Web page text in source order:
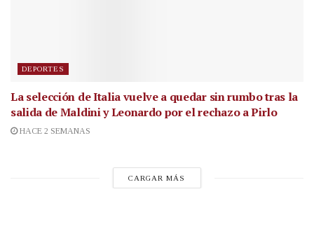
DEPORTES
La selección de Italia vuelve a quedar sin rumbo tras la
salida de Maldini y Leonardo por el rechazo a Pirlo
HACE 2 SEMANAS
CARGAR MÁS